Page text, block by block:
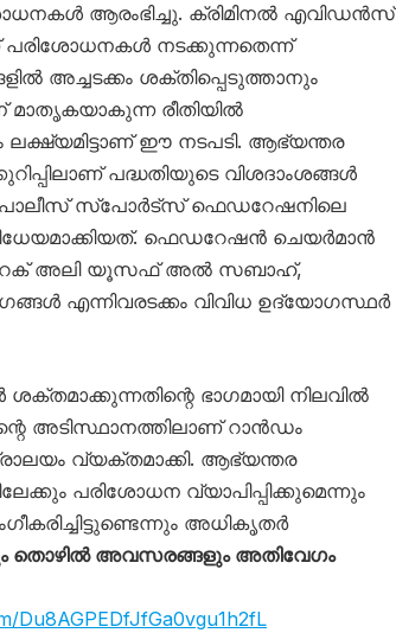
ആരംഭിച്ചു. ക്രിമിനൽ എവിഡൻസ്
പരിശോധനകൾ നടക്കുന്നതെന്ന്
അച്ചടക്കം ശക്തിപ്പെടുത്താനും
രീതിയിൽ
ലക്ഷ്യമിട്ടാണ് ഈ നടപടി. ആഭ്യന്തര
പദ്ധതിയുടെ വിശദാംശങ്ങൾ
സ്പോർട്സ് ഫെഡറേഷനിലെ
ഫെഡറേഷൻ ചെയർമാൻ
അലി യൂസഫ് അൽ സബാഹ്,
എന്നിവരടക്കം വിവിധ ഉദ്യോഗസ്ഥർ
ഭാഗമായി നിലവിൽ
അടിസ്ഥാനത്തിലാണ് റാൻഡം
വ്യക്തമാക്കി. ആഭ്യന്തര
പരിശോധന വ്യാപിപ്പിക്കുമെന്നും
അധികൃതർ
തൊഴിൽ അവസരങ്ങളും അതിവേഗം
Du8AGPEDfJfGa0vgu1h2fL